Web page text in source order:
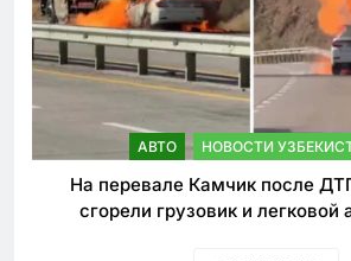
АВТО НОВОСТИ
На перевале Камчик после
сгорели грузовик и легковой